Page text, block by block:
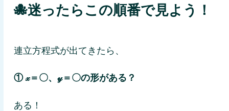
🐙迷ったらこの順番で見よう！
連立方程式が出てきたら、
① 𝓍＝〇、𝓎＝〇の形がある？
ある！